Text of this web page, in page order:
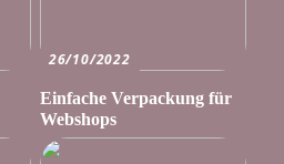
26/10/2022
Einfache Verpackung für
Webshops